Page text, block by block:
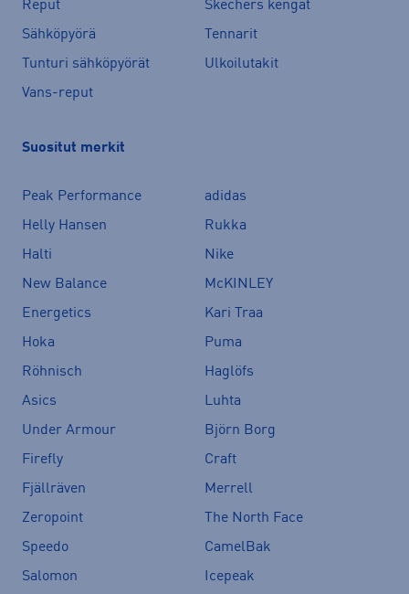
Reput
Skechers kengät
Sähköpyörä
Tennarit
Tunturi sähköpyörät
Ulkoilutakit
Vans-reput
Suositut merkit
Peak Performance
adidas
Helly Hansen
Rukka
Halti
Nike
New Balance
McKINLEY
Energetics
Kari Traa
Hoka
Puma
Röhnisch
Haglöfs
Asics
Luhta
Under Armour
Björn Borg
Firefly
Craft
Fjällräven
Merrell
Zeropoint
The North Face
Speedo
CamelBak
Salomon
Icepeak